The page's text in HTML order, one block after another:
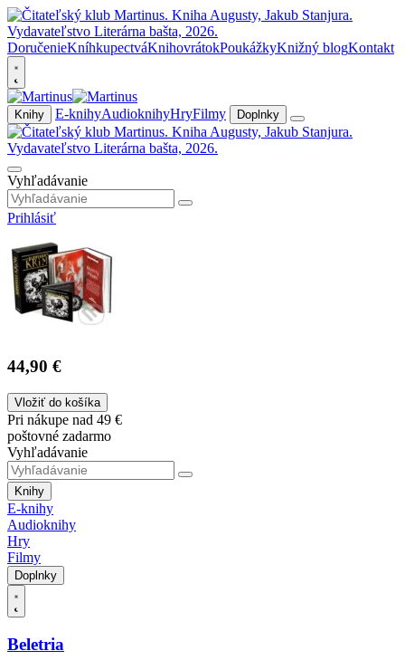
DoručenieKníhkupectváKnihovrátokPoukážkyKnižný blogKontakt
Knihy E-knihyAudioknihyHryFilmy Doplnky
Vyhľadávanie
Prihlásiť
44,90 €
Vložiť do košíka
Pri nákupe nad 49 €
poštovné zadarmo
Vyhľadávanie
Knihy
E-knihy
Audioknihy
Hry
Filmy
Doplnky
Beletria